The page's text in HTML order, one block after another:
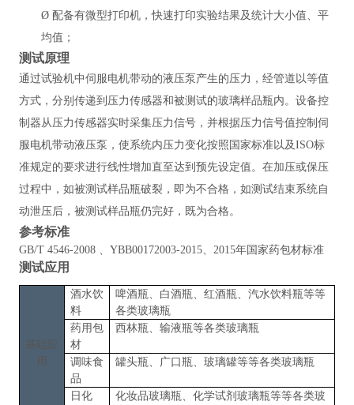
Ø 配备有微型打印机，快速打印实验结果及统计大小值、平
均值；
测试原理
通过试验机中伺服电机带动的液压泵产生的压力，经管道以等值
方式，分别传递到压力传感器和被测试的玻璃样品瓶内。设备控
制器从压力传感器实时采集压力信号，并根据压力信号值控制伺
服电机带动液压泵，使系统内压力变化按照国家标准以及ISO标
准规定的要求进行线性增加直至达到预先设定值。在加压或保压
过程中，如被测试样品瓶破裂，即为不合格，如测试结束系统自
动泄压后，被测试样品瓶仍完好，既为合格。
参考标准
GB/T 4546-2008 、YBB00172003-2015、2015年国家药包材标准
测试应用
基础应
酒水饮
料
啤酒瓶、白酒瓶、红酒瓶、汽水饮料瓶等等
各类玻璃瓶
药用包
材
西林瓶、输液瓶等各类玻璃瓶
调味食
品
罐头瓶、广口瓶、玻璃罐等等各类玻璃瓶
日化 化妆品玻璃瓶、化学试剂玻璃瓶等等各类玻